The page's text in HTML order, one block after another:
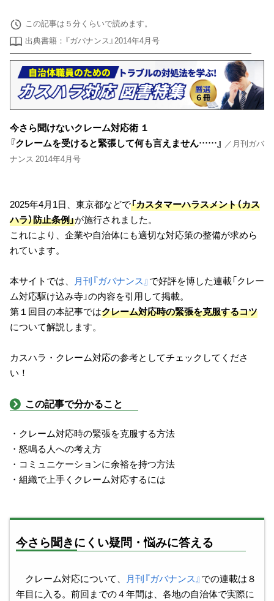
この記事は５分くらいで読めます。
出典書籍：『ガバナンス』2014年4月号
今さら聞けないクレーム対応術 １
『クレームを受けると緊張して何も言えません……』 ／月刊ガバ
ナンス 2014年4月号
2025年4月1日、東京都などで「カスタマーハラスメント（カス
ハラ）防止条例」が施行されました。
これにより、企業や自治体にも適切な対応策の整備が求めら
れています。
本サイトでは、 月刊『ガバナンス』で好評を博した連載「クレー
ム対応駆け込み寺」の内容を引用して掲載。
第１回目の本記事ではクレーム対応時の緊張を克服するコツ
について解説します。
カスハラ・クレーム対応の参考としてチェックしてくださ
い！
この記事で分かること
・クレーム対応時の緊張を克服する方法
・怒鳴る人への考え方
・コミュニケーションに余裕を持つ方法
・組織で上手くクレーム対応するには
今さら聞きにくい疑問・悩みに答える
クレーム対応について、 月刊『ガバナンス』での連載は８
年目に入る。前回までの４年間は、各地の自治体で実際に